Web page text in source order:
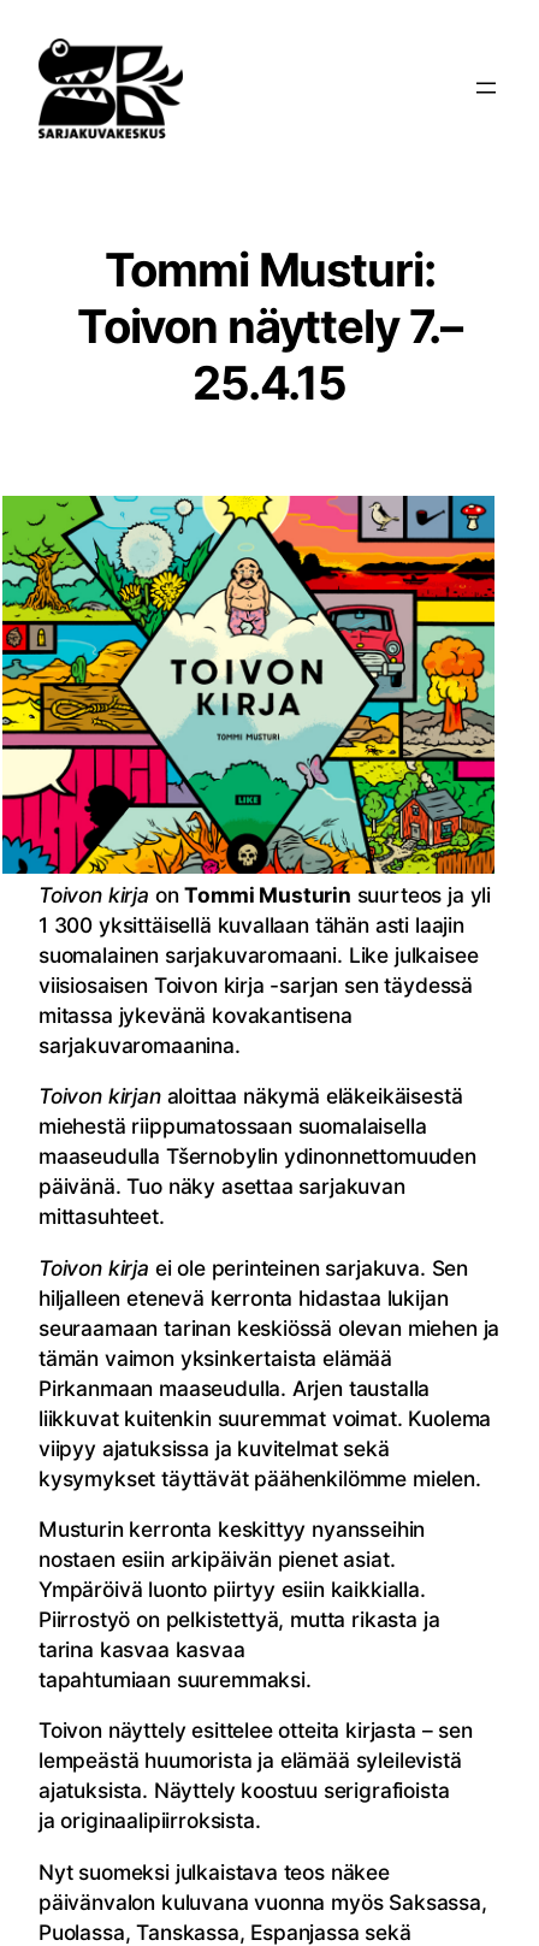
sisältöön
Tommi Musturi:
Toivon näyttely 7.–
25.4.15
Toivon kirja onTommi Musturin suurteos ja yli
1 300 yksittäisellä kuvallaan tähän asti laajin
suomalainen sarjakuvaromaani. Like julkaisee
viisiosaisen Toivon kirja -sarjan sen täydessä
mitassa jykevänä kovakantisena
sarjakuvaromaanina.
Toivon kirjanaloittaa näkymä eläkeikäisestä
miehestä riippumatossaan suomalaisella
maaseudulla Tšernobylin ydinonnettomuuden
päivänä. Tuo näky asettaa sarjakuvan
mittasuhteet.
Toivon kirja ei ole perinteinen sarjakuva. Sen
hiljalleen etenevä kerronta hidastaa lukijan
seuraamaan tarinan keskiössä olevan miehen ja
tämän vaimon yksinkertaista elämää
Pirkanmaan maaseudulla. Arjen taustalla
liikkuvat kuitenkin suuremmat voimat. Kuolema
viipyy ajatuksissa ja kuvitelmat sekä
kysymykset täyttävät päähenkilömme mielen.
Musturin kerronta keskittyy nyansseihin
nostaen esiin arkipäivän pienet asiat.
Ympäröivä luonto piirtyy esiin kaikkialla.
Piirrostyö on pelkistettyä, mutta rikasta ja
tarina kasvaa kasvaa
tapahtumiaan suuremmaksi.
Toivon näyttely esittelee otteita kirjasta – sen
lempeästä huumorista ja elämää syleilevistä
ajatuksista. Näyttely koostuu serigrafioista
ja originaalipiirroksista.
Nyt suomeksi julkaistava teos näkee
päivänvalon kuluvana vuonna myös Saksassa,
Puolassa, Tanskassa, Espanjassa sekä